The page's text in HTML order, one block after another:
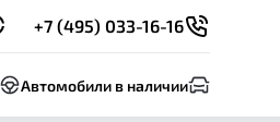
+7 (495) 033-16-16
Автомобили в наличии